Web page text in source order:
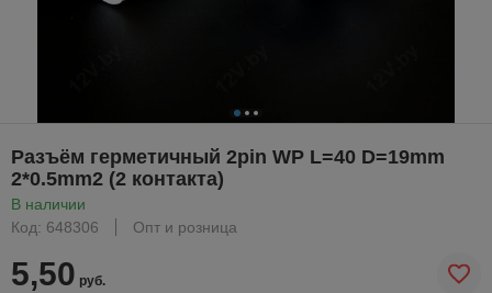
Разъём герметичный 2pin WP L=40 D=19mm
2*0.5mm2 (2 контакта)
В наличии
Код: 648306
Опт и розница
5,50 руб.